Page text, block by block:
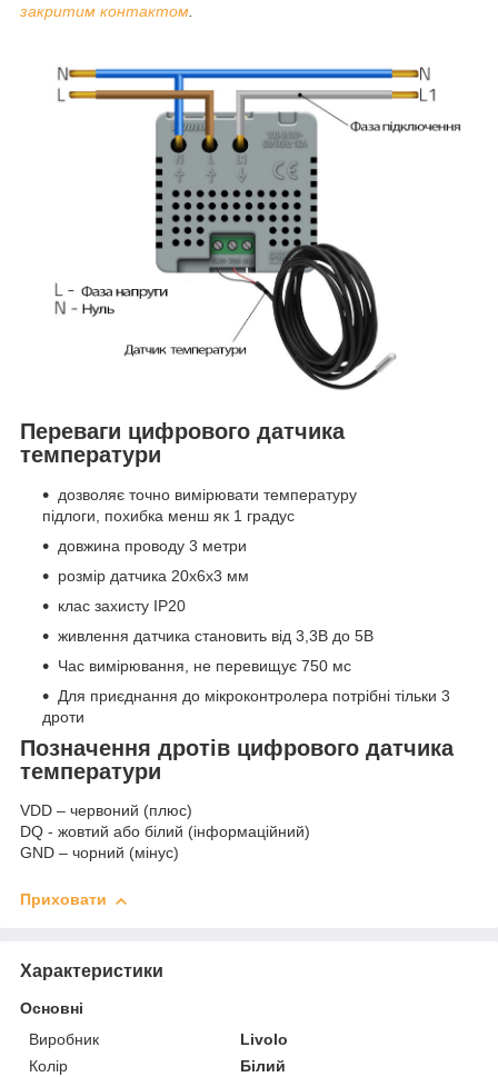
закритим контактом
Переваги цифрового датчика
температури
дозволяє точно вимірювати температуру
підлоги, похибка менш як 1 градус
довжина проводу 3 метри
розмір датчика 20х6х3 мм
клас захисту ІР20
живлення датчика становить від 3,3В до 5В
Час вимірювання, не перевищує 750 мс
Для приєднання до мікроконтролера потрібні тільки 3
дроти
Позначення дротів цифрового датчика
температури
VDD – червоний (плюс)
DQ - жовтий або білий (інформаційний)
GND – чорний (мінус)
Приховати
Характеристики
Основні
Виробник
Livolo
Колір
Білий